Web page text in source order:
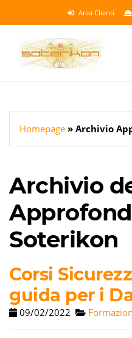
Area Clienti
Homepage Archivio
Archivio
Soterikon
Corsi
guida per i
09/02/2022